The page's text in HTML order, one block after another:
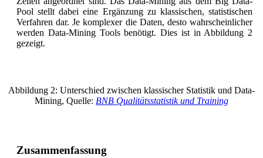
Pool stellt dabei eine Ergänzung zu klassischen, statistischen
Verfahren dar. Je komplexer die Daten, desto wahrscheinlicher
werden Data-Mining Tools benötigt. Dies ist in Abbildung 2
gezeigt.
Abbildung 2: Unterschied zwischen klassischer Statistik und Data-
Mining, Quelle: BNB Qualitätsstatistik und Training
Zusammenfassung